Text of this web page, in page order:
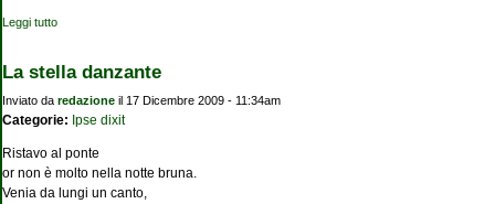
Leggi tutto
La stella danzante
Inviato da redazione il 17 Dicembre 2009 - 11:34am
Categorie: Ipse dixit
Ristavo al ponte
or non è molto nella notte bruna.
Venia da lungi un canto,